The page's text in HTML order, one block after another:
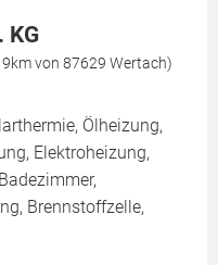
KG
von 87629 Wertach)
Ölheizung,
Elektroheizung,
Brennstoffzelle,